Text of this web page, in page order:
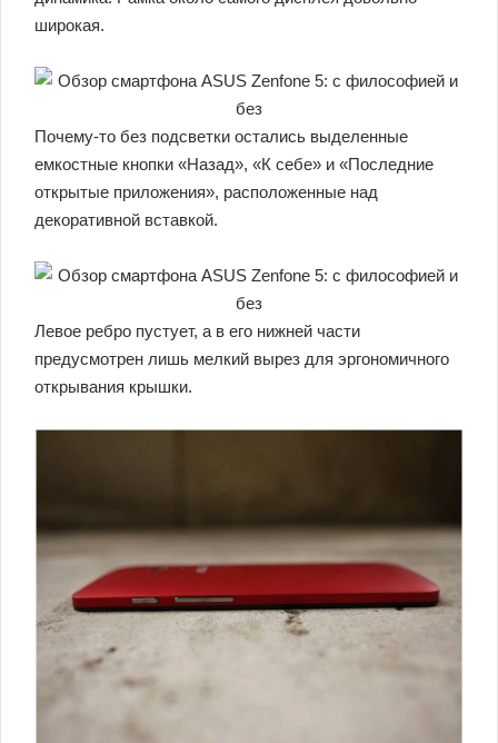
широкая.
Почему-то без подсветки остались выделенные
емкостные кнопки «Назад», «К себе» и «Последние
открытые приложения», расположенные над
декоративной вставкой.
Левое ребро пустует, а в его нижней части
предусмотрен лишь мелкий вырез для эргономичного
открывания крышки.